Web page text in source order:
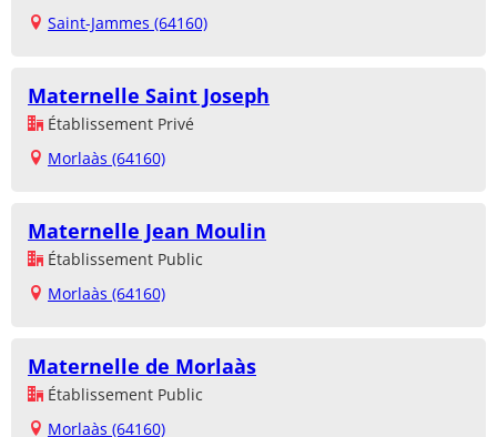
Saint-Jammes (64160)
Maternelle Saint Joseph
Établissement Privé
Morlaàs (64160)
Maternelle Jean Moulin
Établissement Public
Morlaàs (64160)
Maternelle de Morlaàs
Établissement Public
Morlaàs (64160)